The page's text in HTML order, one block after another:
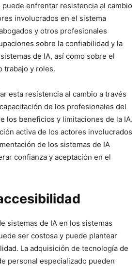
enfrentar resistencia al cambio
involucrados en el sistema
y otros profesionales
sobre la confiabilidad y la
de IA, así como sobre el
trabajo y roles.
esta resistencia al cambio a través
de los profesionales del
los beneficios y limitaciones de la IA.
activa de los actores involucrados
de los sistemas de IA
confianza y aceptación en el
sistemas de IA en los sistemas
ser costosa y puede plantear
La adquisición de tecnología de
personal especializado pueden